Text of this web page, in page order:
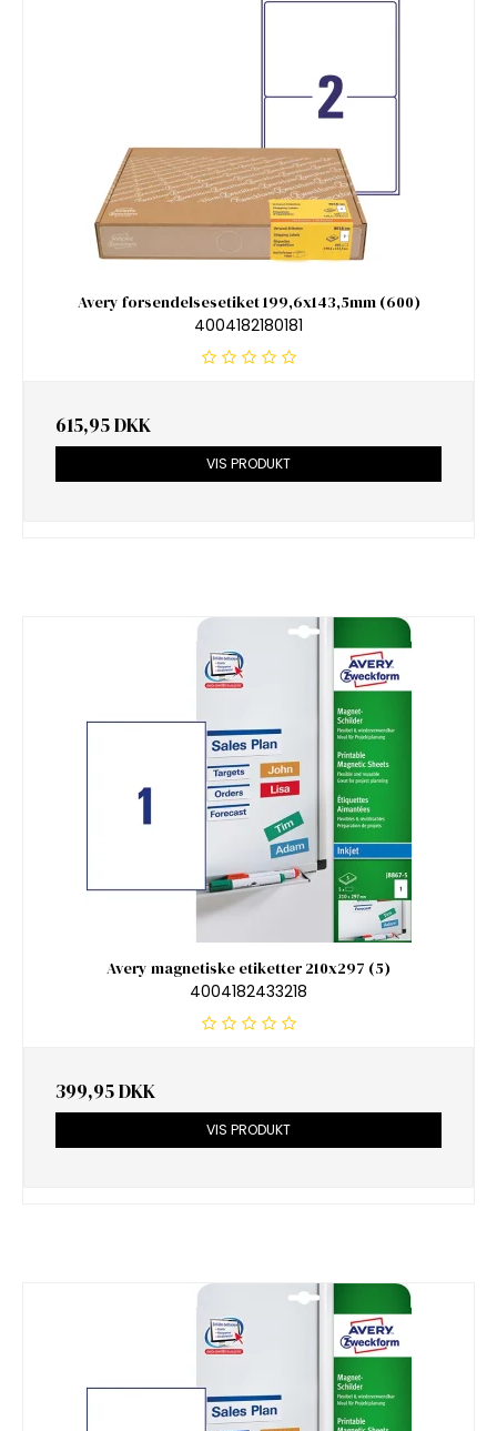
Avery forsendelsesetiket 199,6x143,5mm (600)
4004182180181
615,95 DKK
VIS PRODUKT
Avery magnetiske etiketter 210x297 (5)
4004182433218
399,95 DKK
VIS PRODUKT